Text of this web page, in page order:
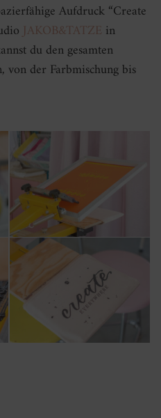
Aufdruck “Create
JAKOB&TATZE in
du den gesamten
von der Farbmischung bis